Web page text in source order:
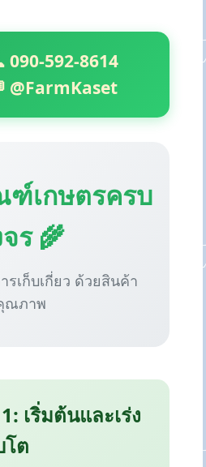
090-592-8614
@FarmKaset
เกษตรครบ
ร 🌾
รเก็บเกี่ยว ด้วยสินค้า
ณภาพ
เริ่มต้นและเร่ง
โต